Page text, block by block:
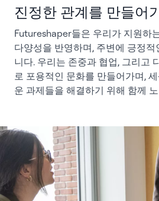
진정한 관계를 만들어
Futureshaper들은 우리가 지원하
다양성을 반영하며, 주변에 긍정
니다. 우리는 존중과 협업, 그리고
로 포용적인 문화를 만들어가며,
운 과제들을 해결하기 위해 함께